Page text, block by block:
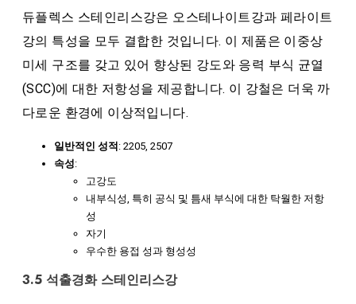
듀플렉스 스테인리스강은 오스테나이트강과 페라이트
강의 특성을 모두 결합한 것입니다. 이 제품은 이중상
미세 구조를 갖고 있어 향상된 강도와 응력 부식 균열
(SCC)에 대한 저항성을 제공합니다. 이 강철은 더욱 까
다로운 환경에 이상적입니다.
일반적인 성적 : 2205, 2507
속성:
고강도
내부식성, 특히 공식 및 틈새 부식에 대한 탁월한 저항
성
자기
우수한 용접 성과 형성성
3.5 석출경화 스테인리스강